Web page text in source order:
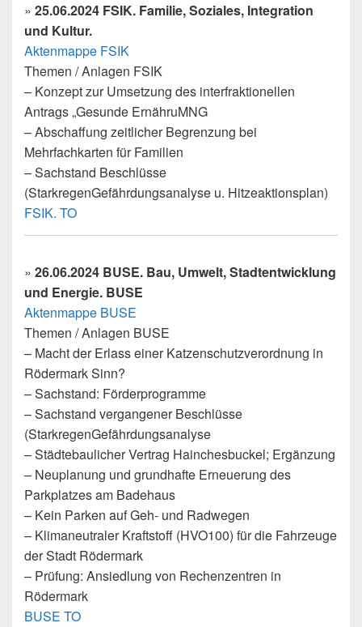
» 25.06.2024 FSIK. Familie, Soziales, Integration
und Kultur.
Aktenmappe FSIK
Themen / Anlagen FSIK
– Konzept zur Umsetzung des interfraktionellen
Antrags „Gesunde ErnähruMNG
– Abschaffung zeitlicher Begrenzung bei
Mehrfachkarten für Familien
– Sachstand Beschlüsse
(StarkregenGefährdungsanalyse u. Hitzeaktionsplan)
FSIK. TO
» 26.06.2024 BUSE. Bau, Umwelt, Stadtentwicklung
und Energie. BUSE
Aktenmappe BUSE
Themen / Anlagen BUSE
– Macht der Erlass einer Katzenschutzverordnung in
Rödermark Sinn?
– Sachstand: Förderprogramme
– Sachstand vergangener Beschlüsse
(StarkregenGefährdungsanalyse
– Städtebaulicher Vertrag Hainchesbuckel; Ergänzung
– Neuplanung und grundhafte Erneuerung des
Parkplatzes am Badehaus
– Kein Parken auf Geh- und Radwegen
– Klimaneutraler Kraftstoff (HVO100) für die Fahrzeuge
der Stadt Rödermark
– Prüfung: Ansiedlung von Rechenzentren in
Rödermark
BUSE TO